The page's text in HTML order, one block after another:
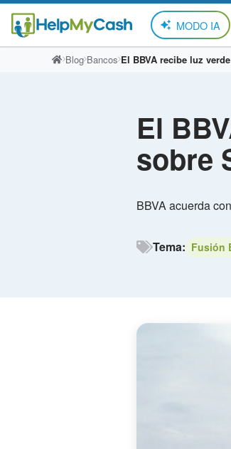
MODO IA
Blog Bancos El BBVA recibe luz
El
sobre
BBVA acuerda
Tema: Fusión